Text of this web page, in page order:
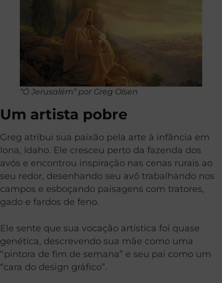
“Ó Jerusalém” por Greg Olsen
Um artista pobre
Greg atribui sua paixão pela arte à infância em
Iona, Idaho. Ele cresceu perto da fazenda dos
avós e encontrou inspiração nas cenas rurais ao
seu redor, desenhando seu avô trabalhando nos
campos e esboçando paisagens com tratores,
gado e fardos de feno.
Ele sente que sua vocação artística foi quase
genética, descrevendo sua mãe como uma
“pintora de fim de semana” e seu pai como um
“cara do design gráfico”.